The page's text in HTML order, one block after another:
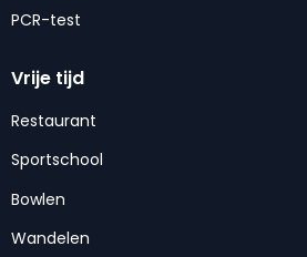
PCR-test
Vrije tijd
Restaurant
Sportschool
Bowlen
Wandelen